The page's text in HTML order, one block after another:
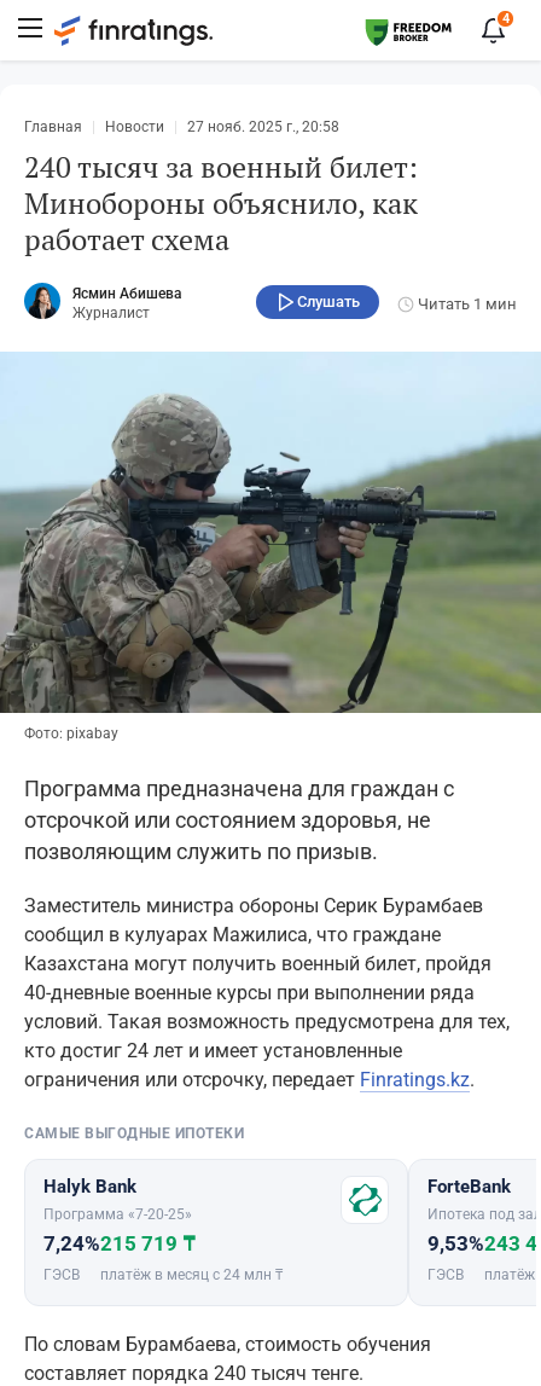
4
Главная Новости 27 нояб. 2025 г., 20:58
240 тысяч за военный билет:
Минобороны объяснило, как
работает схема
Ясмин Абишева
Журналист
Слушать Читать 1 мин
Фото: pixabay
Программа предназначена для граждан с
отсрочкой или состоянием здоровья, не
позволяющим служить по призыв.
Заместитель министра обороны Серик Бурамбаев
сообщил в кулуарах Мажилиса, что граждане
Казахстана могут получить военный билет, пройдя
40-дневные военные курсы при выполнении ряда
условий. Такая возможность предусмотрена для тех,
кто достиг 24 лет и имеет установленные
ограничения или отсрочку, передает Finratings.kz.
САМЫЕ ВЫГОДНЫЕ ИПОТЕКИ
Halyk Bank
Программа «7-20-25»
7,24%
ГЭСВ
215 719 ₸
платёж в месяц с 24 млн ₸
ForteBank
Ипотека под
9,53%
ГЭСВ
243
платёж
По словам Бурамбаева, стоимость обучения
составляет порядка 240 тысяч тенге.